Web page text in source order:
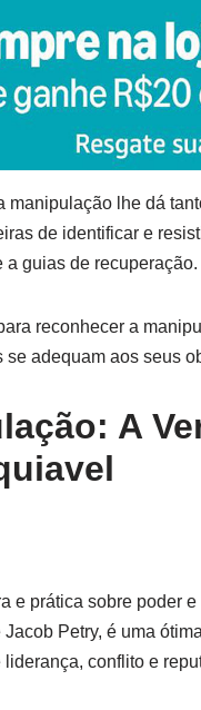
manipulação lhe dá
de identificar e
guias de recuperação.
reconhecer a
adequam aos seus
A
e prática sobre poder
Petry, é uma
conflito e